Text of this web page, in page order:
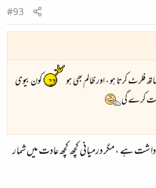
#93
فلرٹ کرتا ہو ، اور ظالم بھی ہو
کون بیوی
کرے گی
ہے ، مگر درمیانی کچھ کچھ عادت میں شمار